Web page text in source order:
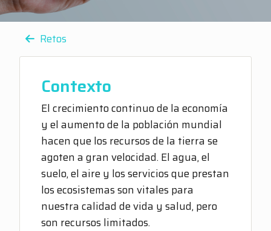
Retos
Contexto
El crecimiento continuo de la economía
y el aumento de la población mundial
hacen que los recursos de la tierra se
agoten a gran velocidad. El agua, el
suelo, el aire y los servicios que prestan
los ecosistemas son vitales para
nuestra calidad de vida y salud, pero
son recursos limitados.